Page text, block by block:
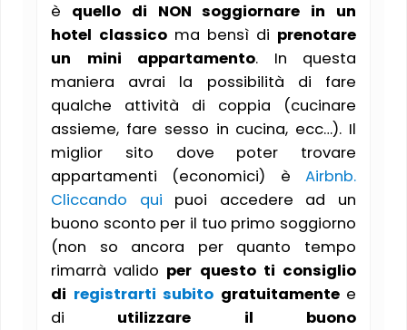
è quello di NON soggiornare in un
hotel classico ma bensì di prenotare
un mini appartamento. In questa
maniera avrai la possibilità di fare
qualche attività di coppia (cucinare
assieme, fare sesso in cucina, ecc…). Il
miglior sito dove poter trovare
appartamenti (economici) è Airbnb.
Cliccando qui puoi accedere ad un
buono sconto per il tuo primo soggiorno
(non so ancora per quanto tempo
rimarrà valido per questo ti consiglio
di registrarti subito gratuitamentee
di utilizzare il buono